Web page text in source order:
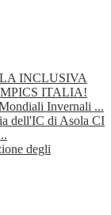
INCLUSIVA
ITALIA!
Invernali ...
dell'IC di Asola CI
degli